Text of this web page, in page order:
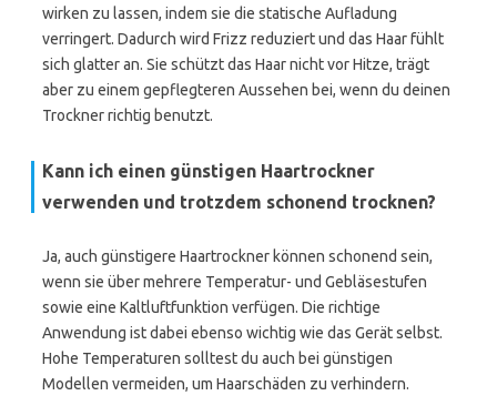
wirken zu lassen, indem sie die statische Aufladung
verringert. Dadurch wird Frizz reduziert und das Haar fühlt
sich glatter an. Sie schützt das Haar nicht vor Hitze, trägt
aber zu einem gepflegteren Aussehen bei, wenn du deinen
Trockner richtig benutzt.
Kann ich einen günstigen Haartrockner
verwenden und trotzdem schonend trocknen?
Ja, auch günstigere Haartrockner können schonend sein,
wenn sie über mehrere Temperatur- und Gebläsestufen
sowie eine Kaltluftfunktion verfügen. Die richtige
Anwendung ist dabei ebenso wichtig wie das Gerät selbst.
Hohe Temperaturen solltest du auch bei günstigen
Modellen vermeiden, um Haarschäden zu verhindern.